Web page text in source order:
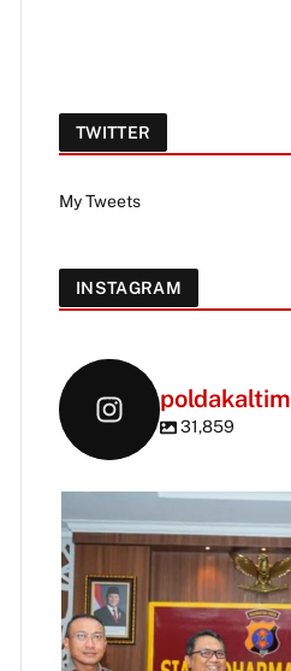
TWITTER
My Tweets
INSTAGRAM
poldakaltim
31,859